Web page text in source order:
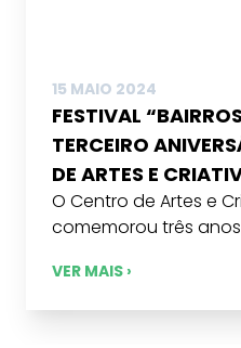
15 MAIO 2024
FESTIVAL
TERCEIRO
DE ARTES E
O Centro de Artes e
comemorou três anos
VER MAIS ›